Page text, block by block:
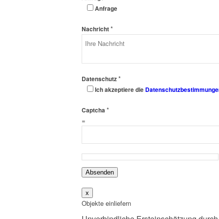
Anfrage
Nachricht*
Datenschutz*
Ich akzeptiere die
Captcha *
=
Absenden
x
Objekte einliefern